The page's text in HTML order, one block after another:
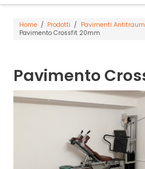
Home / Prodotti / Pavimenti
Pavimento Crossfit 20mm
Pavimento